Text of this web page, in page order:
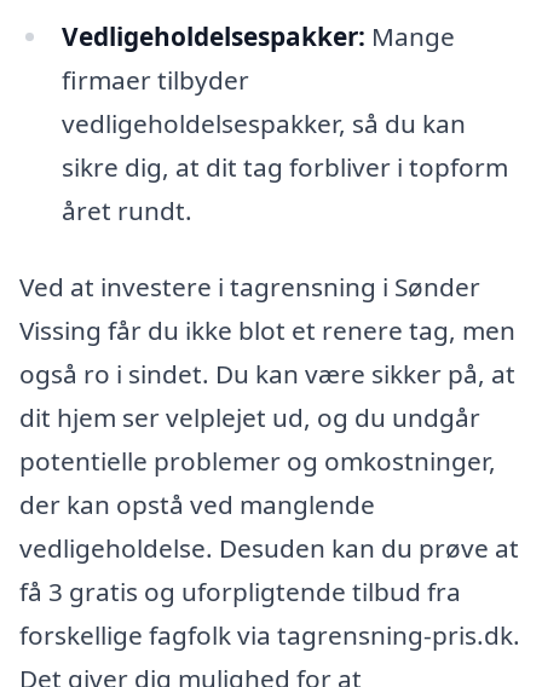
Vedligeholdelsespakker: Mange
firmaer tilbyder
vedligeholdelsespakker, så du kan
sikre dig, at dit tag forbliver i topform
året rundt.
Ved at investere i tagrensning i Sønder
Vissing får du ikke blot et renere tag, men
også ro i sindet. Du kan være sikker på, at
dit hjem ser velplejet ud, og du undgår
potentielle problemer og omkostninger,
der kan opstå ved manglende
vedligeholdelse. Desuden kan du prøve at
få 3 gratis og uforpligtende tilbud fra
forskellige fagfolk via tagrensning-pris.dk.
Det giver dig mulighed for at